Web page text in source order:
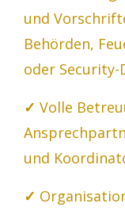
und
Behörden,
oder
✓ Volle
und
✓